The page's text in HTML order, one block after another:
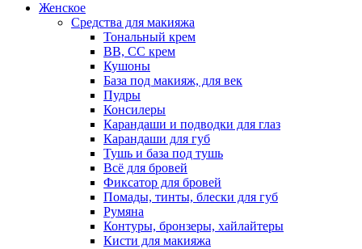
Женское
Средства для макияжа
Тональный крем
BB, CC крем
Кушоны
База под макияж, для век
Пудры
Консилеры
Карандаши и подводки для глаз
Карандаши для губ
Тушь и база под тушь
Всё для бровей
Фиксатор для бровей
Помады, тинты, блески для губ
Румяна
Контуры, бронзеры, хайлайтеры
Кисти для макияжа